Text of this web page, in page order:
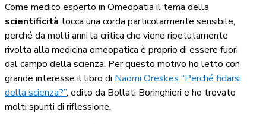
Come medico esperto in Omeopatia il tema della
scientificità tocca una corda particolarmente sensibile,
perché da molti anni la critica che viene ripetutamente
rivolta alla medicina omeopatica è proprio di essere fuori
dal campo della scienza. Per questo motivo ho letto con
grande interesse il libro di Naomi Oreskes “Perché fidarsi
della scienza?”, edito da Bollati Boringhieri e ho trovato
molti spunti di riflessione.